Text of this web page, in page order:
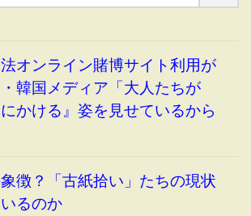
オンライン賭博サイト利用が
韓国メディア「大人たちが
にかける』姿を見せているから
徴？「古紙拾い」たちの現状
るのか